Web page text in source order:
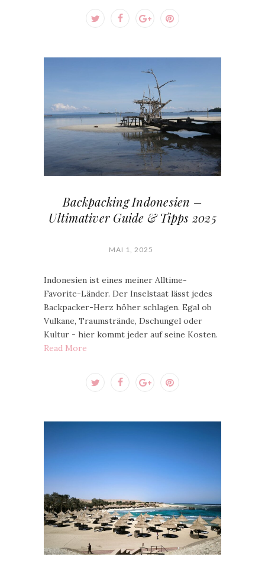
Backpacking Indonesien –
Ultimativer Guide & Tipps 2025
MAI 1, 2025
Indonesien ist eines meiner Alltime-
Favorite-Länder. Der Inselstaat lässt jedes
Backpacker-Herz höher schlagen. Egal ob
Vulkane, Traumstrände, Dschungel oder
Kultur - hier kommt jeder auf seine Kosten.
Read More